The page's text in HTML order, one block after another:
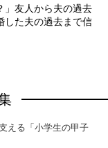
」友人から夫の過去
た夫の過去まで信
える「小学生の甲子